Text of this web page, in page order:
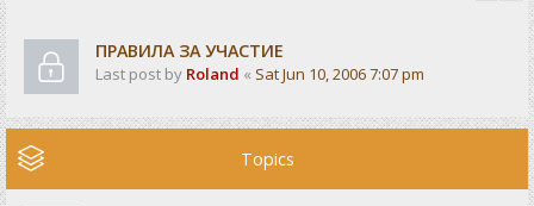
ПРАВИЛА ЗА УЧАСТИЕ
Last post by Roland « Sat Jun 10, 2006 7:07 pm
Topics